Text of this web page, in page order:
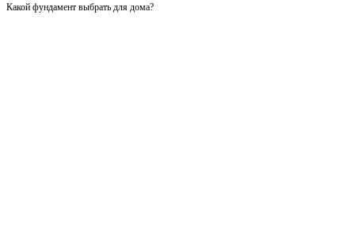
Какой фундамент выбрать для дома?